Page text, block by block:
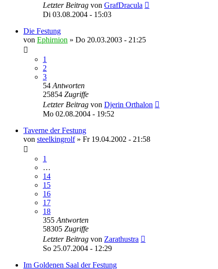
Letzter Beitrag von GrafDracula
Di 03.08.2004 - 15:03
Die Festung
von Ephirnion » Do 20.03.2003 - 21:25
1
2
3
54 Antworten
25854 Zugriffe
Letzter Beitrag von Djerin Orthalon
Mo 02.08.2004 - 19:52
Taverne der Festung
von steelkingrolf» Fr 19.04.2002 - 21:58
1
…
14
15
16
17
18
355 Antworten
58305 Zugriffe
Letzter Beitrag von Zarathustra
So 25.07.2004 - 12:29
Im Goldenen Saal der Festung